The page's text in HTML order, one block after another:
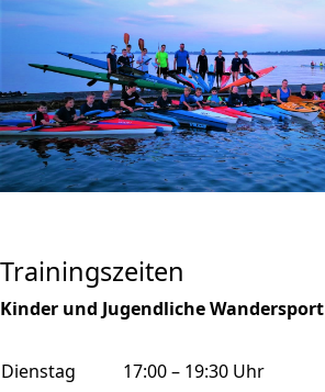
Trainingszeiten
Kinder und Jugendliche Wandersport
Dienstag 17:00 – 19:30 Uhr